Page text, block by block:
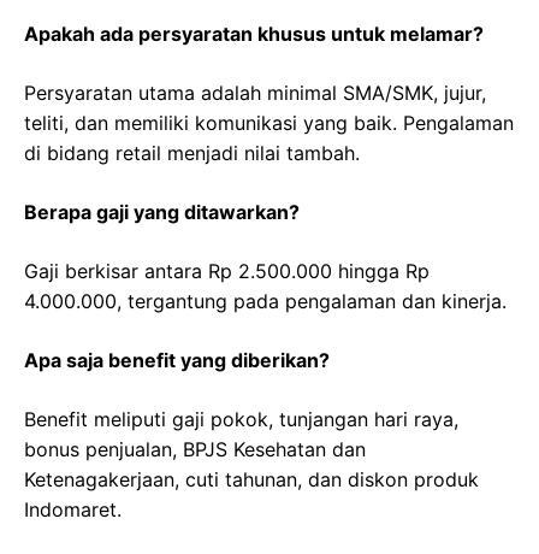
Apakah ada persyaratan khusus untuk melamar?
Persyaratan utama adalah minimal SMA/SMK, jujur,
teliti, dan memiliki komunikasi yang baik. Pengalaman
di bidang retail menjadi nilai tambah.
Berapa gaji yang ditawarkan?
Gaji berkisar antara Rp 2.500.000 hingga Rp
4.000.000, tergantung pada pengalaman dan kinerja.
Apa saja benefit yang diberikan?
Benefit meliputi gaji pokok, tunjangan hari raya,
bonus penjualan, BPJS Kesehatan dan
Ketenagakerjaan, cuti tahunan, dan diskon produk
Indomaret.